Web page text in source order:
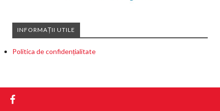
INFORMAȚII UTILE
Politica de confidențialitate